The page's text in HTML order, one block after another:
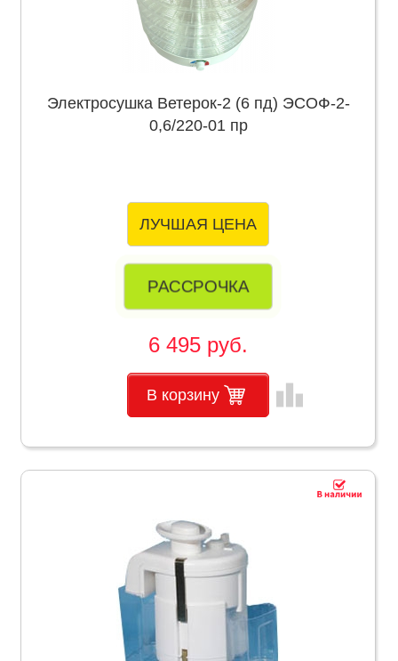
Электросушка Ветерок-2 (6 пд) ЭСОФ-2-
0,6/220-01 пр
ЛУЧШАЯ ЦЕНА
РАССРОЧКА
6 495 руб.
В корзину leaderboard